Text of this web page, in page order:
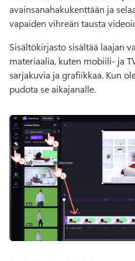
avainsanahakukenttään ja
vapaiden vihreän tausta
Sisältökirjasto sisältää laajan
materiaalia, kuten mobiili- ja
sarjakuvia ja grafiikkaa. Kun
pudota se aikajanalle.